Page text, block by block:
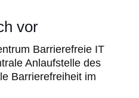
vor
Barrierefreie IT
Anlaufstelle des
Barrierefreiheit im